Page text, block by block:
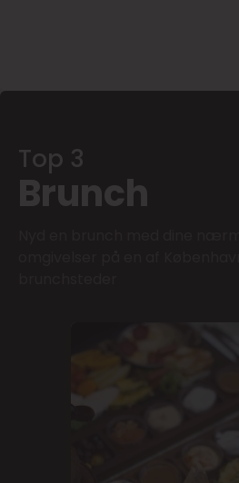
Top 3
Brunch